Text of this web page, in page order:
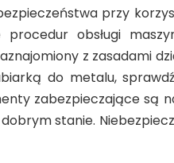
przy
procedur obsługi
z zasadami
do metalu,
zabezpieczające są
stanie.